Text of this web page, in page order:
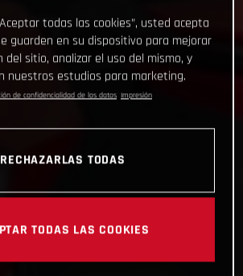
todas las cookies”, usted acepta
guarden en su dispositivo para mejorar
del sitio, analizar el uso del mismo, y
nuestros estudios para marketing.
de confidencialidad de los datos Impresión
RECHAZARLAS TODAS
TODAS LAS COOKIES